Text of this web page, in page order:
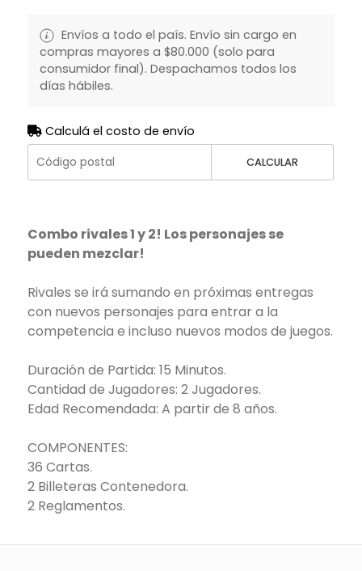
Envíos a todo el país. Envío sin cargo en
compras mayores a $80.000 (solo para
consumidor final). Despachamos todos los
días hábiles.
Calculá el costo de envío
CALCULAR
Combo rivales 1 y 2! Los personajes se
pueden mezclar!
Rivales se irá sumando en próximas entregas
con nuevos personajes para entrar a la
competencia e incluso nuevos modos de juegos.
Duración de Partida: 15 Minutos.
Cantidad de Jugadores: 2 Jugadores.
Edad Recomendada: A partir de 8 años.
COMPONENTES:
36 Cartas.
2 Billeteras Contenedora.
2 Reglamentos.